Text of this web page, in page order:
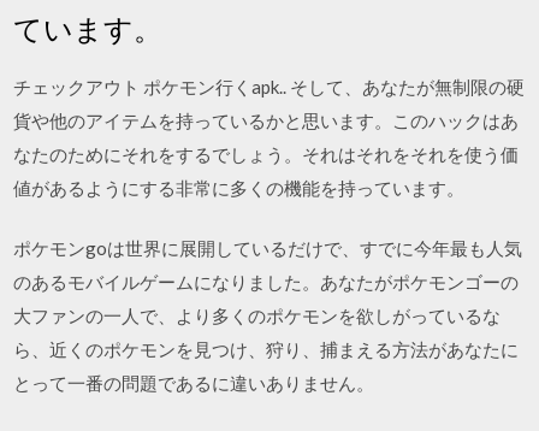
ています。
チェックアウト ポケモン行くapk.. そして、あなたが無制限の硬
貨や他のアイテムを持っているかと思います。このハックはあ
なたのためにそれをするでしょう。それはそれをそれを使う価
値があるようにする非常に多くの機能を持っています。
ポケモンgoは世界に展開しているだけで、すでに今年最も人気
のあるモバイルゲームになりました。あなたがポケモンゴーの
大ファンの一人で、より多くのポケモンを欲しがっているな
ら、近くのポケモンを見つけ、狩り、捕まえる方法があなたに
とって一番の問題であるに違いありません。